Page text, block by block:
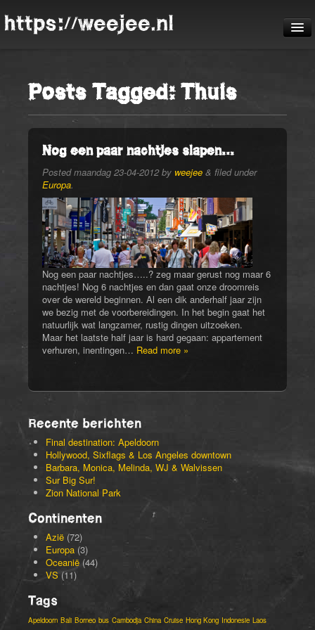
https://weejee.nl
Blog
Pheauteaux
De route
Posts Tagged:Thuis
Nog een paar nachtjes slapen…
Postedmaandag 23-04-2012by weejee & filed under
Europa.
Nog een paar nachtjes…..? zeg maar gerust nog maar 6
nachtjes! Nog 6 nachtjes en dan gaat onze droomreis
over de wereld beginnen. Al een dik anderhalf jaar zijn
we bezig met de voorbereidingen. In het begin gaat het
natuurlijk wat langzamer, rustig dingen uitzoeken.
Maar het laatste half jaar is hard gegaan: appartement
verhuren, inentingen… Read more »
Recente berichten
Final destination: Apeldoorn
Hollywood, Sixflags & Los Angeles downtown
Barbara, Monica, Melinda, WJ & Walvissen
Sur Big Sur!
Zion National Park
Continenten
Azië (72)
Europa (3)
Oceanië (44)
VS (11)
Tags
Apeldoorn Bali Borneo bus Cambodja China Cruise Hong Kong Indonesie Laos